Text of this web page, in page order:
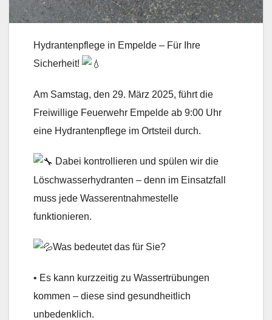
Hydrantenpflege in Empelde – Für Ihre
Sicherheit!
Am Samstag, den 29. März 2025, führt die
Freiwillige Feuerwehr Empelde ab 9:00 Uhr
eine Hydrantenpflege im Ortsteil durch.
Dabei kontrollieren und spülen wir die
Löschwasserhydranten – denn im Einsatzfall
muss jede Wasserentnahmestelle
funktionieren.
Was bedeutet das für Sie?
• Es kann kurzzeitig zu Wassertrübungen
kommen – diese sind gesundheitlich
unbedenklich.